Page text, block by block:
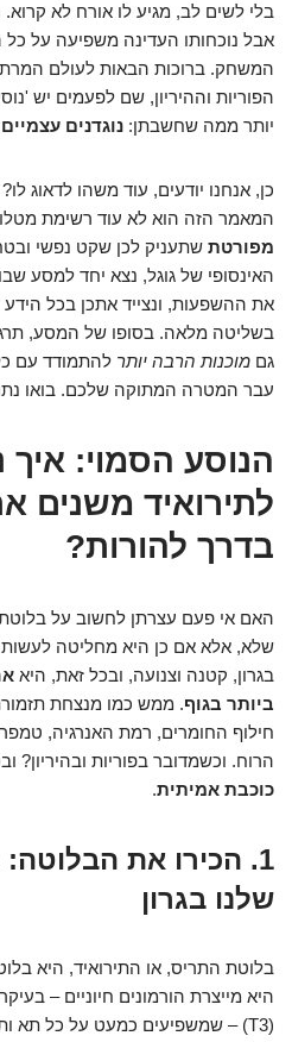
בלי לשים לב, מגיע לו אורח לא
אבל נוכחותו העדינה משפיעה על כל
המשחק. ברוכות הבאות לעולם
הפוריות וההיריון, שם לפעמים יש
יותר ממה שחשבתן: נוגדנים
כן, אנחנו יודעים, עוד משהו לדאוג
המאמר הזה הוא לא עוד רשימת
מפורטת שתעניק לכן שקט נפשי
האינסופי של גוגל, נצא יחד למסע
את ההשפעות, ונצייד אתכן בכל
בשליטה מלאה. בסופו של המסע,
גם מוכנות הרבה יותר להתמודד עם
עבר המטרה המתוקה שלכם. בואו
הנוסע הסמוי: איך
לתירואיד משנים
בדרך להורות?
האם אי פעם עצרתן לחשוב על
שלא, אלא אם כן היא מחליטה
בגרון, קטנה וצנועה, ובכל זאת, היא
ביותר בגוף. ממש כמו מנצחת
חילוף החומרים, רמת האנרגיה,
הרוח. וכשמדובר בפוריות ובהיריון?
כוכבת אמיתית.
1. הכירו את
שלנו בגרון
בלוטת התריס, או התירואיד, היא
(T3) – שמשפיעים כמעט על כל תא ותא בגופנו. תחשבו עליה כעל